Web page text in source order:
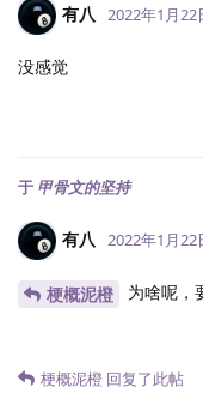
有八 2022年1月22
没感觉
于 甲骨文的坚持
有八 2022年1月22
梗概泥橙 为啥呢，
梗概泥橙 回复了此帖